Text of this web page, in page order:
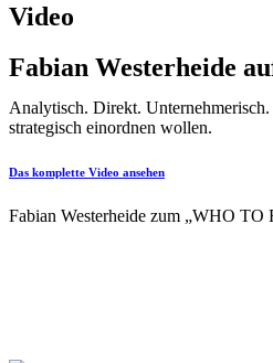
Video
Fabian Westerheide
Analytisch. Direkt.
strategisch einordnen wollen.
Das komplette Video ansehen
Fabian Westerheide zum „WHO